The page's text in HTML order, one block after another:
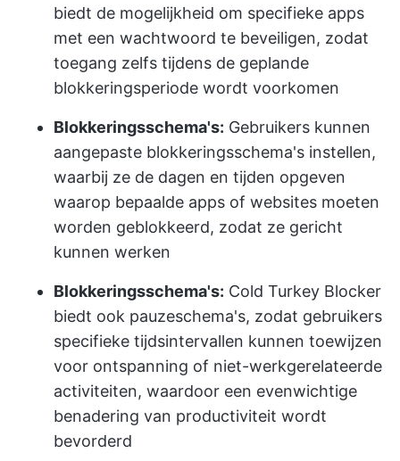
biedt de mogelijkheid om specifieke apps
met een wachtwoord te beveiligen, zodat
toegang zelfs tijdens de geplande
blokkeringsperiode wordt voorkomen
Blokkeringsschema's: Gebruikers kunnen
aangepaste blokkeringsschema's instellen,
waarbij ze de dagen en tijden opgeven
waarop bepaalde apps of websites moeten
worden geblokkeerd, zodat ze gericht
kunnen werken
Blokkeringsschema's: Cold Turkey Blocker
biedt ook pauzeschema's, zodat gebruikers
specifieke tijdsintervallen kunnen toewijzen
voor ontspanning of niet-werkgerelateerde
activiteiten, waardoor een evenwichtige
benadering van productiviteit wordt
bevorderd